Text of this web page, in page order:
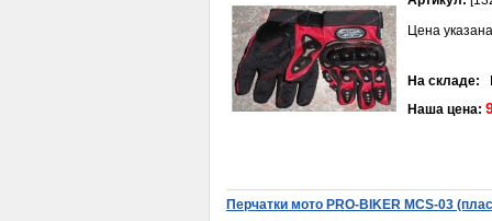
Цена
На складе:
Наша цена:
Перчатки мото PRO-BIKER MCS-03